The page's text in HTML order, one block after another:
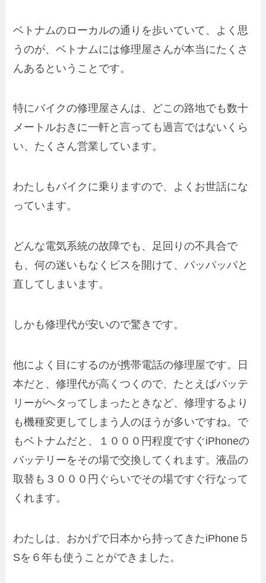
ベトナムのローカルの通りを歩いていて、よく思
うのが、ベトナムには修理屋さんが本当にたくさ
んある ということです。
特にバイクの修理屋さんは、どこの路地でも数十
メートルおきに一軒と言っても過言ではないくら
い、たくさん営業しています。
わたしもバイクに乗りますので、よくお世話にな
っています。
どんな電気系統の故障でも、足回りの不具合で
も、何の迷いもなくビスを開けて、パッパッパと
直してしまいます。
しかも修理代が安いので驚きです。
他によく目にするのが携帯電話の修理屋です。日
本だと、修理代が高くつくので、たとえばバッテ
リーがヘタってしまったときなど、修理するより
も機種変更してしまう人のほうが多いですね。で
もベトナムだと、１０００円程度ですぐiPhoneの
バッテリーをその場で交換してくれます。液晶の
取替も３０００円ぐらいでその場ですぐ行なって
くれます。
わたしは、おかげで日本から持ってきたiPhone ５
Sを６年も使うことができました。